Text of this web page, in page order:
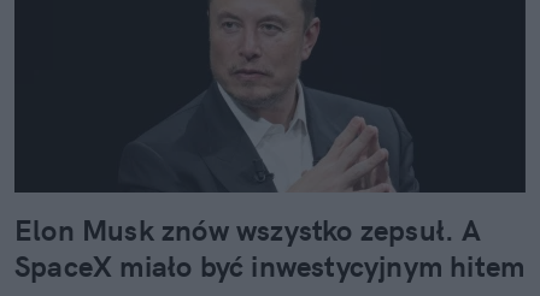
Elon Musk znów wszystko zepsuł. A
SpaceX miało być inwestycyjnym hitem